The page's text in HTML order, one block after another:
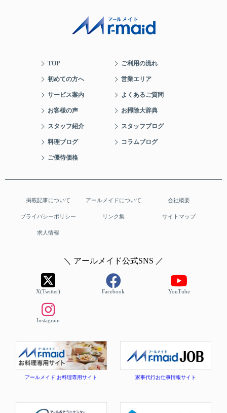
TOP ご利用の流れ
初めての方へ 営業エリア
サービス案内 よくあるご質問
お客様の声 お掃除大辞典
スタッフ紹介 スタッフブログ
料理ブログ コラムブログ
ご優待価格
掲載記事について アールメイドについて 会社概要
プライバシーポリシー リンク集 サイトマップ
求人情報
＼ アールメイド公式SNS ／
X(Twitter) Facebook YouTube
Instagram
アールメイド お料理専用サイト 家事代行お仕事情報サイト